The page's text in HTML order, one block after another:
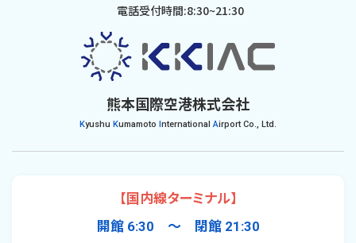
電話受付時間:8:30~21:30
熊本国際空港株式会社
Kyushu Kumamoto InternationalAirport Co., Ltd.
【国内線ターミナル】
開館 6:30 〜 閉館 21:30